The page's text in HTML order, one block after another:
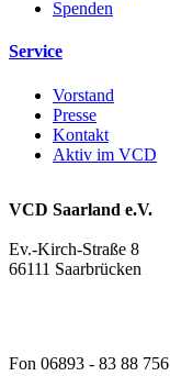
Spenden
Service
Vorstand
Presse
Kontakt
Aktiv im VCD
VCD Saarland e.V.
Ev.-Kirch-Straße 8
66111 Saarbrücken
Fon 06893 - 83 88 756